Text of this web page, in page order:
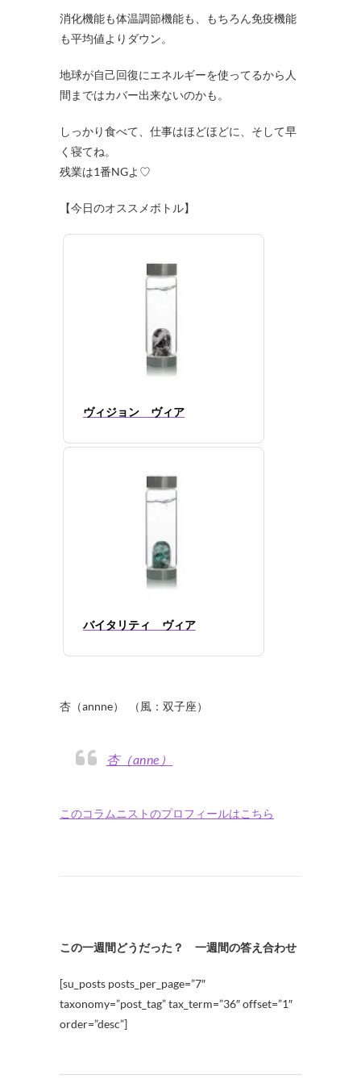
消化機能も体温調節機能も、もちろん免疫機能
も平均値よりダウン。
地球が自己回復にエネルギーを使ってるから人
間まではカバー出来ないのかも。
しっかり食べて、仕事はほどほどに、そして早
く寝てね。
残業は1番NGよ♡
【今日のオススメボトル】
ヴィジョン ヴィア
バイタリティ ヴィア
杏（annne） （風：双子座）
杏（anne）
このコラムニストのプロフィールはこちら
この一週間どうだった？ 一週間の答え合わせ
[su_posts posts_per_page=”7″
taxonomy=”post_tag” tax_term=”36″ offset=”1″
order=”desc”]